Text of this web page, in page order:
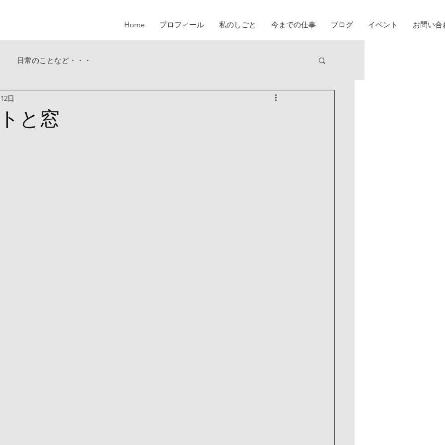
Home プロフィール 私のしごと 今までの仕事 ブログ イベント お問い合
日常のことなど・・・
と窓
日